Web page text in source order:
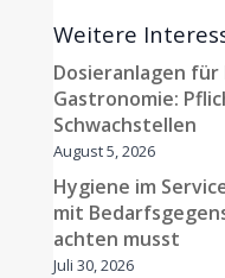
Weitere
Dosieranlagen
Gastronomie:
Schwachstellen
August 5, 2026
Hygiene im
mit
achten musst
Juli 30, 2026